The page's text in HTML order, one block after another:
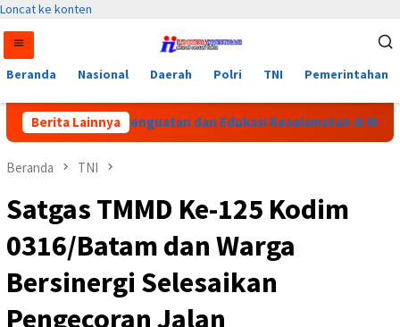
Loncat ke konten
Beranda Nasional Daerah Polri TNI Pemerintahan
Berita Lainnya
Beri Penguatan dan Edukasi Keselamatan di MAN 2 Aceh
Beranda TNI
Satgas TMMD Ke-125 Kodim
0316/Batam dan Warga
Bersinergi Selesaikan
Pengecoran Jalan